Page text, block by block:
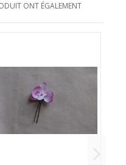
ONT ÉGALEMENT